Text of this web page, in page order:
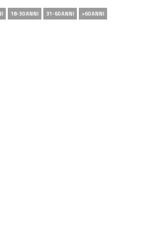
18-30 ANNI 31-60 ANNI >60 ANNI